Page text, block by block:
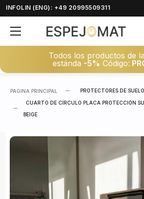
INFOLIN (ENG): +49 20995509311
Todos los productos de
estánda -5% Código:
PAGINA PRINCIPAL PROTECTORES DE
CUARTO DE CÍRCULO PLACA PROTECCIÓN
BEIGE